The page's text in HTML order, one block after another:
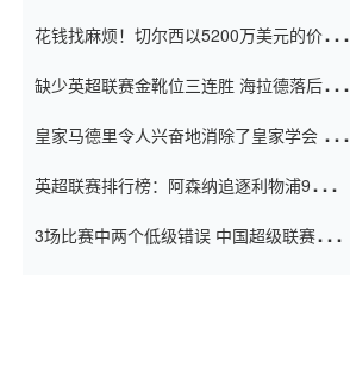
花钱找麻烦！切尔西以5200万美元的价格
窗口
缺少英超联赛金靴位三连胜 海拉德落后6球
皇家马德里令人兴奋地消除了皇家学会 安
英超联赛排行榜：阿森纳追逐利物浦9分 曼
3场比赛中两个低级错误 中国超级联赛的前